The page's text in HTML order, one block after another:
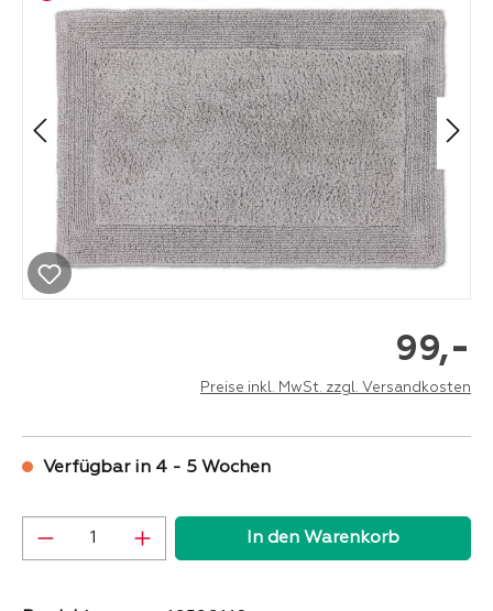
99,-
Preise inkl. MwSt. zzgl. Versandkosten
Verfügbar in 4 - 5 Wochen
Produkt Anzahl: Gib den gewünschten
In den Warenkorb